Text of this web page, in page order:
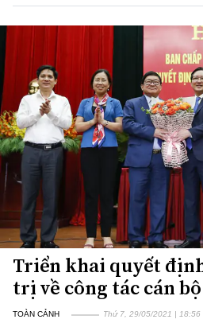
Triển khai quyết
trị về công tác cán bộ
TOÀN CẢNH Thứ 7, 29/05/2021 | 18:56